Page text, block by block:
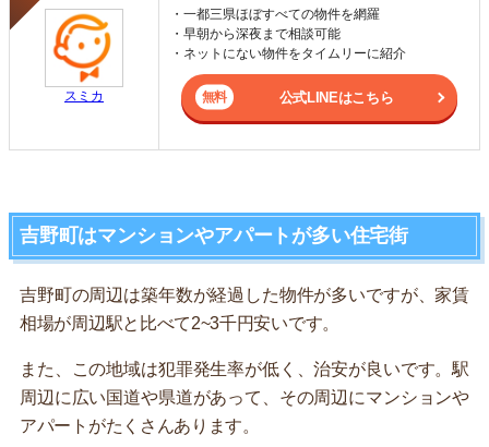
スミカ
・一都三県ほぼすべての物件を網羅
・早朝から深夜まで相談可能
・ネットにない物件をタイムリーに紹介
公式LINEはこちら
吉野町はマンションやアパートが多い住宅街
吉野町の周辺は築年数が経過した物件が多いですが、家賃
相場が周辺駅と比べて2~3千円安いです。
また、この地域は犯罪発生率が低く、治安が良いです。駅
周辺に広い国道や県道があって、その周辺にマンションや
アパートがたくさんあります。